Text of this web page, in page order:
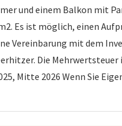
und einem Balkon mit
Es ist möglich, einen
Vereinbarung mit dem
Die
Mitte 2026 Wenn Sie